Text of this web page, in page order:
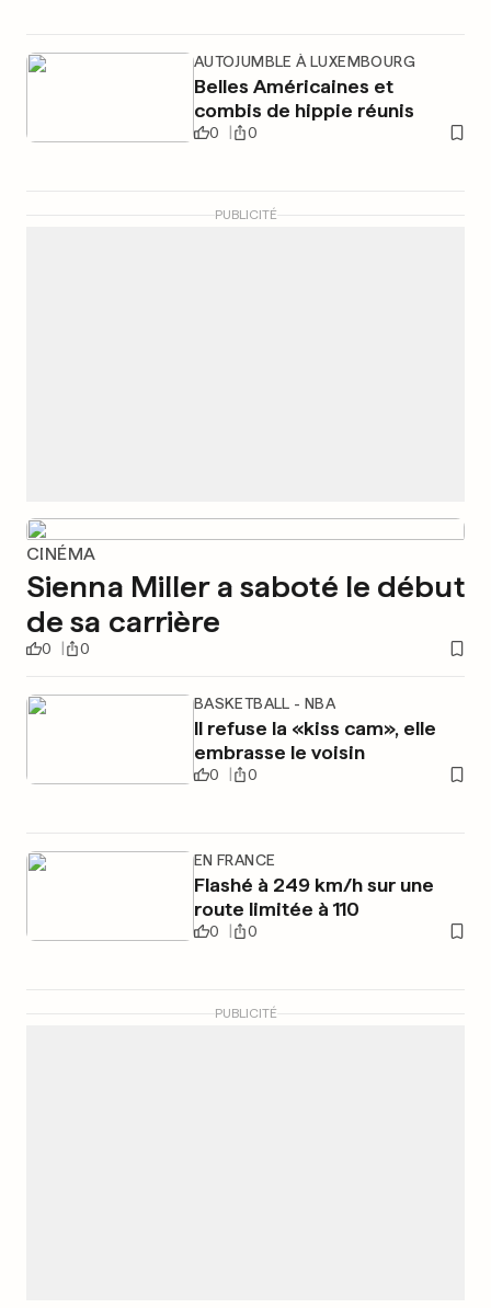
AUTOJUMBLE À LUXEMBOURG
Belles Américaines et
combis de hippie réunis
0 0
PUBLICITÉ
CINÉMA
Sienna Miller a saboté le début
de sa carrière
0 0
BASKETBALL - NBA
Il refuse la «kiss cam», elle
embrasse le voisin
0 0
EN FRANCE
Flashé à 249 km/h sur une
route limitée à 110
0 0
PUBLICITÉ